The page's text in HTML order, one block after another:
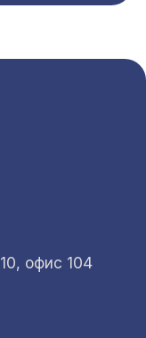
офис 104